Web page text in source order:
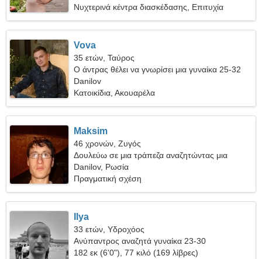
Νυχτερινά κέντρα διασκέδασης, Επιτυχία
Vova
35 ετών, Ταύρος
Ο άντρας θέλει να γνωρίσει μια γυναίκα 25-32
Danilov
Κατοικίδια, Ακουαρέλα
Maksim
46 χρονών, Ζυγός
Δουλεύω σε μια τράπεζα αναζητώντας μια
γυναίκα με συμπόνια
Danilov, Ρωσία
Πραγματική σχέση
Ilya
33 ετών, Υδροχόος
Ανύπαντρος αναζητά γυναίκα 23-30
182 εκ (6'0"), 77 κιλό (169 λίβρες)